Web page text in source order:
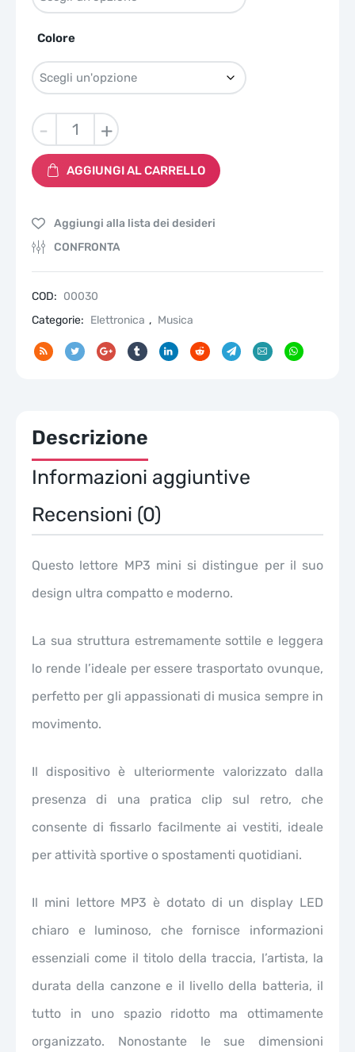
Colore
-
Lettore
MP3
mini
digite
con
quantità
+
AGGIUNGI AL CARRELLO
Aggiungi alla lista dei desideri
CONFRONTA
COD: 00030
Categorie: Elettronica , Musica
Descrizione
Informazioni aggiuntive
Recensioni (0)
Questo lettore MP3 mini si distingue per il suo
design ultra compatto e moderno.
La sua struttura estremamente sottile e leggera
lo rende l’ideale per essere trasportato ovunque,
perfetto per gli appassionati di musica sempre in
movimento.
Il dispositivo è ulteriormente valorizzato dalla
presenza di una pratica clip sul retro, che
consente di fissarlo facilmente ai vestiti, ideale
per attività sportive o spostamenti quotidiani.
Il mini lettore MP3 è dotato di un display LED
chiaro e luminoso, che fornisce informazioni
essenziali come il titolo della traccia, l’artista, la
durata della canzone e il livello della batteria, il
tutto in uno spazio ridotto ma ottimamente
organizzato. Nonostante le sue dimensioni